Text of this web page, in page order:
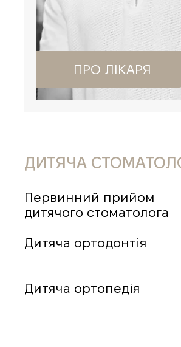
ПРО ЛІКАРЯ
ДИТЯЧА
Первинний прийом
дитячого стоматолога
Дитяча ортодонтія
Дитяча ортопедія